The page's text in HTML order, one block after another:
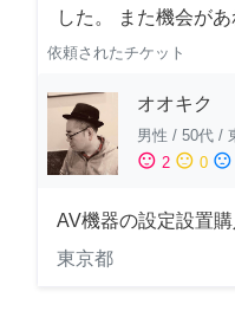
した。 また機会が
依頼されたチケット
オオキク
男性 / 50代 /
sentiment_satisfied 2 sentiment_neutral 0 sentiment_dissatisfied
AV機器の設定設置
東京都